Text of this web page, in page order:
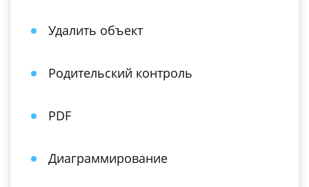
Удалить объект
Родительский контроль
PDF
Диаграммирование